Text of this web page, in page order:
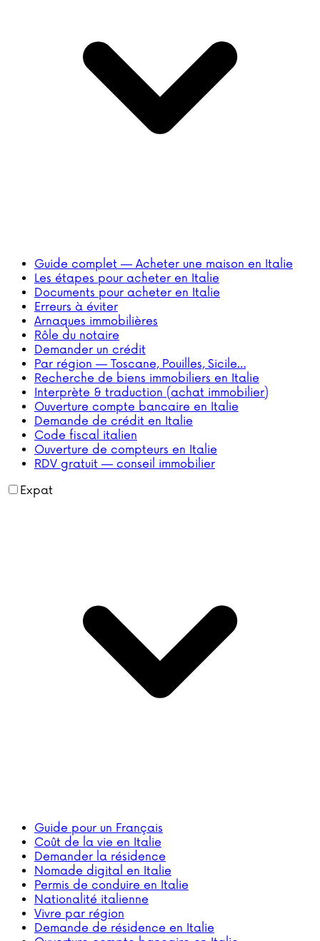
Guide complet — Acheter une maison en Italie
Les étapes pour acheter en Italie
Documents pour acheter en Italie
Erreurs à éviter
Arnaques immobilières
Rôle du notaire
Demander un crédit
Par région — Toscane, Pouilles, Sicile…
Recherche de biens immobiliers en Italie
Interprète & traduction (achat immobilier)
Ouverture compte bancaire en Italie
Demande de crédit en Italie
Code fiscal italien
Ouverture de compteurs en Italie
RDV gratuit — conseil immobilier
Expat
Guide pour un Français
Coût de la vie en Italie
Demander la résidence
Nomade digital en Italie
Permis de conduire en Italie
Nationalité italienne
Vivre par région
Demande de résidence en Italie